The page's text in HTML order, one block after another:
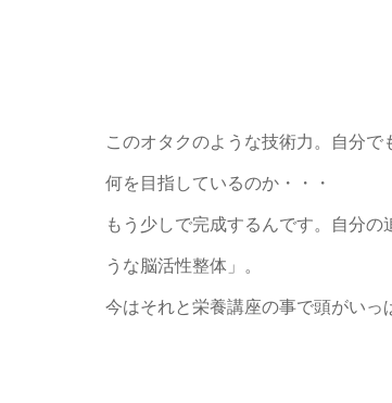
このオタクのような技術力。自分で
何を目指しているのか・・・
もう少しで完成するんです。自分
うな脳活性整体」。
今はそれと栄養講座の事で頭がい